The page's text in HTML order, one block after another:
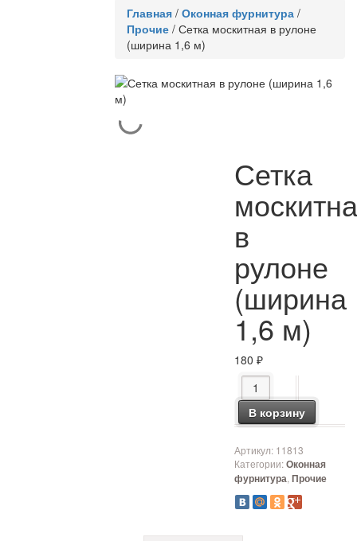
Главная / Оконная фурнитура /
Прочие / Сетка москитная в рулоне
(ширина 1,6 м)
Сетка
в
рулоне
(ширина
1,6 м)
180₽
Количество товара
В корзину
Артикул: 11813
Категории:Оконная
фурнитура,Прочие